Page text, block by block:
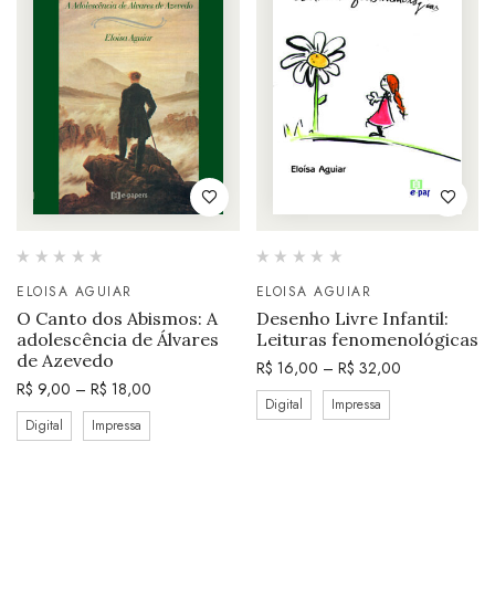
ELOISA AGUIAR
O Canto dos Abismos: A
adolescência de Álvares
de Azevedo
R$ 9,00 – R$ 18,00
Digital Impressa
ELOISA AGUIAR
Desenho Livre Infantil:
Leituras fenomenológicas
R$ 16,00 – R$ 32,00
Digital Impressa